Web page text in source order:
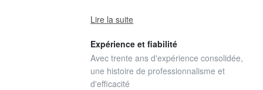
Lire la suite
Expérience et fiabilité
Avec trente ans d'expérience consolidée,
une histoire de professionnalisme et
d'efficacité